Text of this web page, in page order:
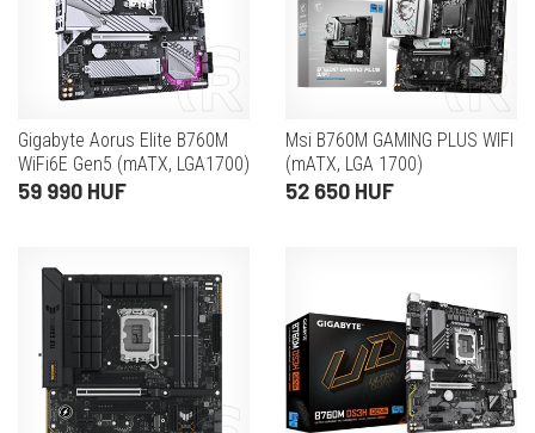
Gigabyte Aorus Elite B760M
WiFi6E Gen5 (mATX, LGA1700)
59 990 HUF
Msi B760M GAMING PLUS WIFI
(mATX, LGA 1700)
52 650 HUF